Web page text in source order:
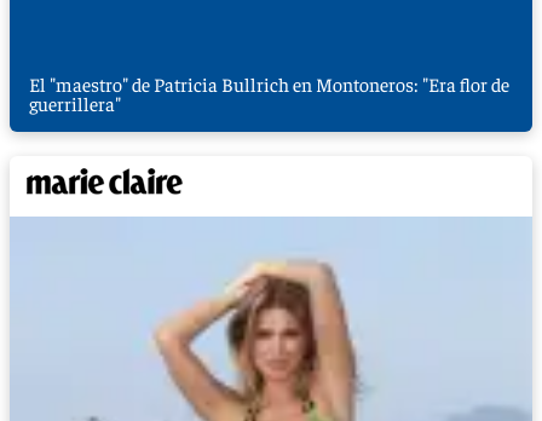
El "maestro" de Patricia Bullrich en Montoneros: "Era flor de
guerrillera"